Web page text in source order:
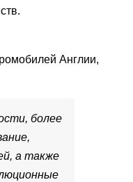
Англии,
более
а также